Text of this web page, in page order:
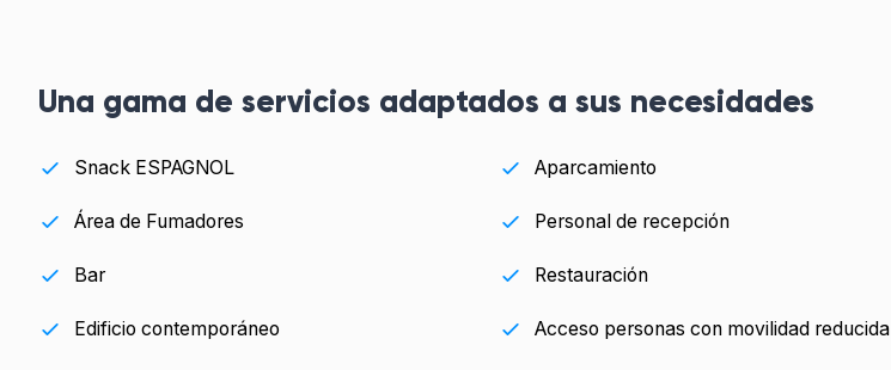
Una gama de servicios adaptados a sus necesidades
Snack ESPAGNOL Aparcamiento
Área de Fumadores Personal de recepción
Bar Restauración
Edificio contemporáneo Acceso personas con movilidad reducida